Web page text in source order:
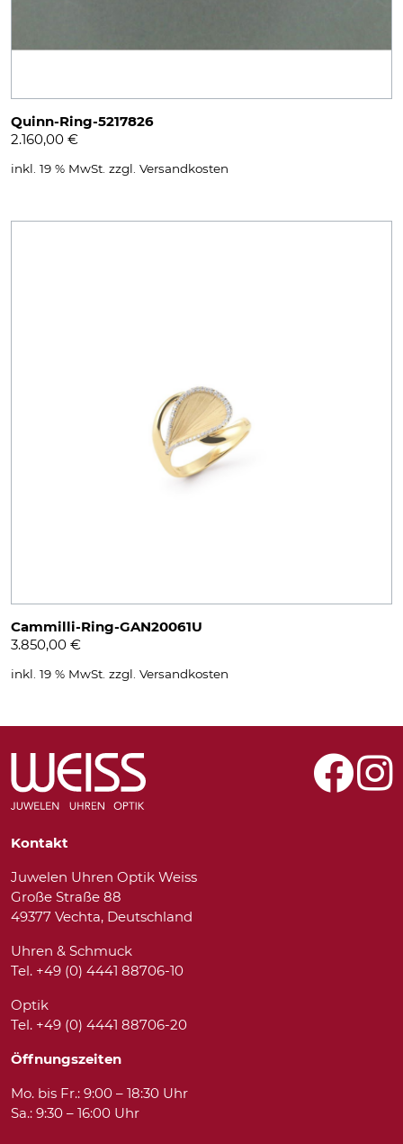
Quinn-Ring-5217826
2.160,00 €
inkl. 19 % MwSt. zzgl. Versandkosten
Cammilli-Ring-GAN20061U
3.850,00 €
inkl. 19 % MwSt. zzgl. Versandkosten
Kontakt
Juwelen Uhren Optik Weiss
Große Straße 88
49377 Vechta, Deutschland
Uhren & Schmuck
Tel. +49 (0) 4441 88706-10
Optik
Tel. +49 (0) 4441 88706-20
Öffnungszeiten
Mo. bis Fr.: 9:00 – 18:30 Uhr
Sa.: 9:30 – 16:00 Uhr